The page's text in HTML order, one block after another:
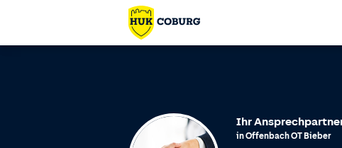
Ihr
inOffenbachOT Bieber